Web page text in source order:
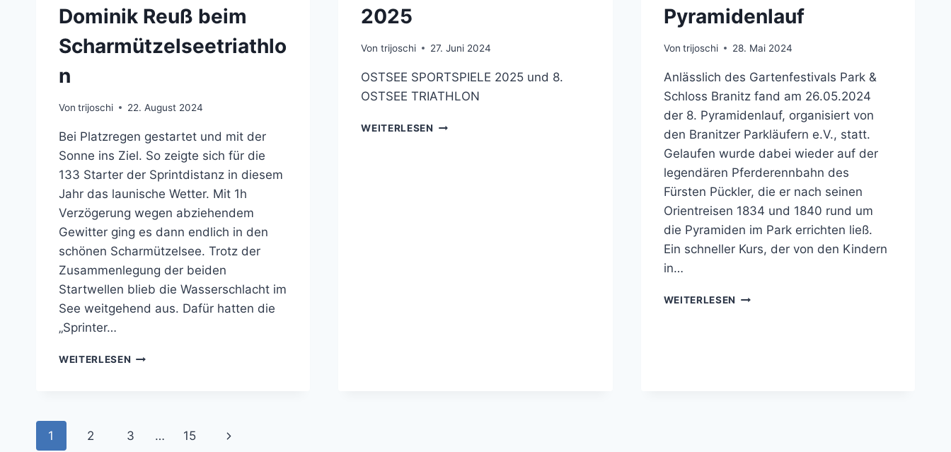
Dominik Reuß beim
Scharmützelseetriathlo
n
Von trijoschi 22. August 2024
Bei Platzregen gestartet und mit der
Sonne ins Ziel. So zeigte sich für die
133 Starter der Sprintdistanz in diesem
Jahr das launische Wetter. Mit 1h
Verzögerung wegen abziehendem
Gewitter ging es dann endlich in den
schönen Scharmützelsee. Trotz der
Zusammenlegung der beiden
Startwellen blieb die Wasserschlacht im
See weitgehend aus. Dafür hatten die
„Sprinter…
WEITERLESEN TSV
EIM S
2025
Von trijoschi 27. Juni 2024
OSTSEE SPORTSPIELE 2025 und 8.
OSTSEE TRIATHLON
WEITERLESEN OSTSEE
Pyramidenlauf
Von trijoschi 28. Mai 2024
Anlässlich des Gartenfestivals Park &
Schloss Branitz fand am 26.05.2024
der 8. Pyramidenlauf, organisiert von
den Branitzer Parkläufern e.V., statt.
Gelaufen wurde dabei wieder auf der
legendären Pferderennbahn des
Fürsten Pückler, die er nach seinen
Orientreisen 1834 und 1840 rund um
die Pyramiden im Park errichten ließ.
Ein schneller Kurs, der von den Kindern
in…
WEITERLESEN
Seitennavigation
1 2 3 … 15
Nächste